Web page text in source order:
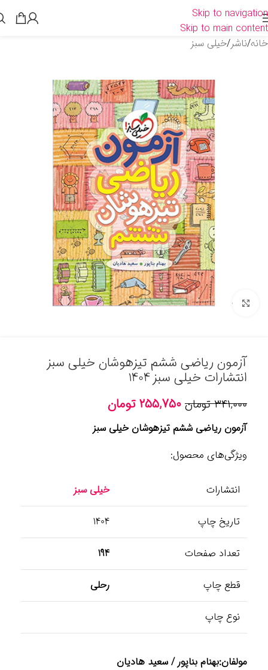
Skip to navigation
Skip to main content
خانه/ناشر/خیلی سبز
برای بزرگنمایی کلیک کنید
آزمون ریاضی ششم تیزهوشان خیلی سبز
انتشارات خیلی سبز 1404
۳۴۱,۰۰۰ تومان ۲۵۵,۷۵۰تومان
آزمون ریاضی ششم تیزهوشان خیلی سبز
ویژگی‌های محصول:
انتشارات خیلی سبز
تاریخ چاپ 1404
تعداد صفحات 194
قطع چاپ رحلی
نوع چاپ
مولفان:بهنام بناپور / سعید هادیان